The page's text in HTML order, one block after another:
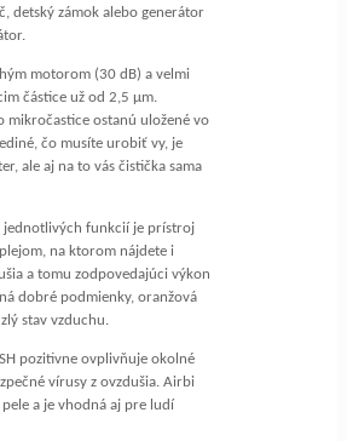
detský zámok alebo generátor
motorom (30 dB) a velmi
částice už od 2,5 μm.
mikročastice ostanú uložené vo
čo musíte urobiť vy, je
ale aj na to vás čistička sama
jednotlivých funkcií je prístroj
na ktorom nájdete i
a tomu zodpovedajúci výkon
dobré podmienky, oranžová
stav vzduchu.
pozitivne ovplivňuje okolné
vírusy z ovzdušia. Airbi
pele a je vhodná aj pre ludí